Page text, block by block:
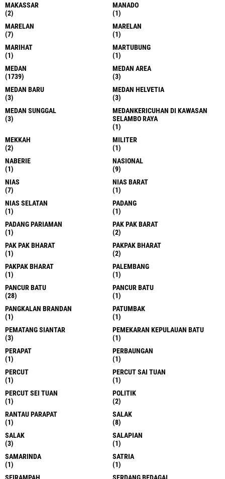
MAKASSAR
(2)
MANADO
(1)
MARELAN
(7)
MARELAN
(1)
MARIHAT
(1)
MARTUBUNG
(1)
MEDAN
(1739)
MEDAN AREA
(3)
MEDAN BARU
(3)
MEDAN HELVETIA
(3)
MEDAN SUNGGAL
(3)
MEDANKERICUHAN DI KAWASAN
SELAMBO RAYA
(1)
MEKKAH
(2)
MILITER
(1)
NABERIE
(1)
NASIONAL
(9)
NIAS
(7)
NIAS BARAT
(1)
NIAS SELATAN
(1)
PADANG
(1)
PADANG PARIAMAN
(1)
PAK PAK BARAT
(2)
PAK PAK BHARAT
(1)
PAKPAK BHARAT
(2)
PAKPAK BHARAT
(1)
PALEMBANG
(1)
PANCUR BATU
(28)
PANCUR BATU
(1)
PANGKALAN BRANDAN
(1)
PATUMBAK
(1)
PEMATANG SIANTAR
(3)
PEMEKARAN KEPULAUAN BATU
(1)
PERAPAT
(1)
PERBAUNGAN
(1)
PERCUT
(1)
PERCUT SAI TUAN
(1)
PERCUT SEI TUAN
(1)
POLITIK
(2)
RANTAU PARAPAT
(1)
SALAK
(8)
SALAK
(3)
SALAPIAN
(1)
SAMARINDA
(1)
SATRIA
(1)